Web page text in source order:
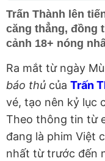
Trấn Thành lên
căng thẳng, đồng
cảnh 18+ nóng
Ra mắt từ ngày
báo thủ của Trấn
vé, tạo nên kỷ lục
Theo thông tin từ
đang là phim Việt
nhất từ trước đến